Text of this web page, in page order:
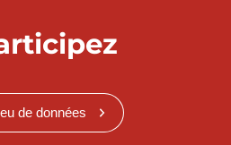
de données